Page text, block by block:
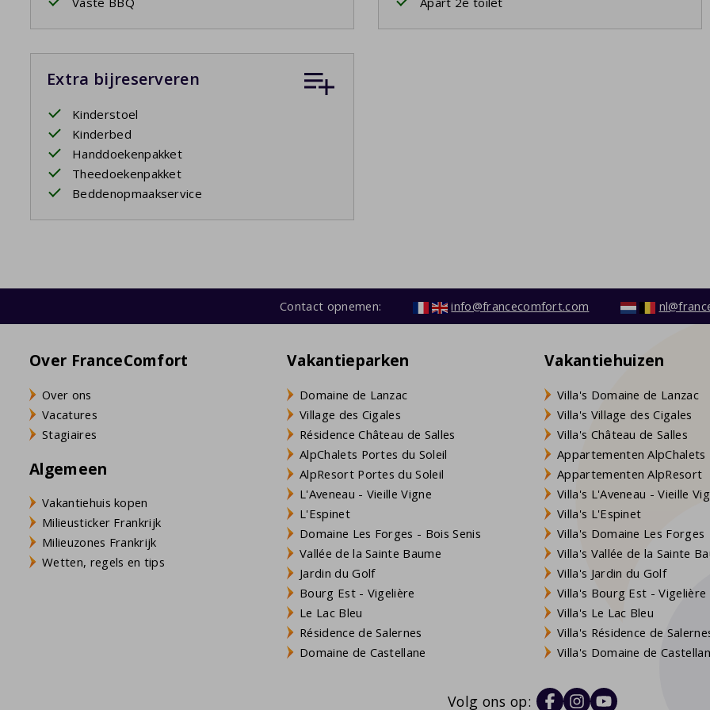
Extra bijreserveren
Kinderstoel
Kinderbed
Handdoekenpakket
Theedoekenpakket
Beddenopmaakservice
Contact opnemen: info@francecomfort.com
Over FranceComfort
Over ons
Vacatures
Stagiaires
Algemeen
Vakantiehuis kopen
Milieusticker Frankrijk
Milieuzones Frankrijk
Wetten, regels en tips
Vakantieparken
Domaine de Lanzac
Village des Cigales
Résidence Château de Salles
AlpChalets Portes du Soleil
AlpResort Portes du Soleil
L'Aveneau - Vieille Vigne
L'Espinet
Domaine Les Forges - Bois Senis
Vallée de la Sainte Baume
Jardin du Golf
Bourg Est - Vigelière
Le Lac Bleu
Résidence de Salernes
Domaine de Castellane
Vakantiehuizen
Villa's Domaine de Lanzac
Villa's Village des Cigales
Villa's Château de Salles
Appartementen AlpChalets
Appartementen AlpResort
Villa's L'Aveneau - Vieille
Villa's L'Espinet
Villa's Domaine Les Forges
Villa's Vallée de la Sainte
Villa's Jardin du Golf
Villa's Bourg Est - Vigelière
Villa's Le Lac Bleu
Villa's Résidence de
Villa's Domaine de
Volg ons op: